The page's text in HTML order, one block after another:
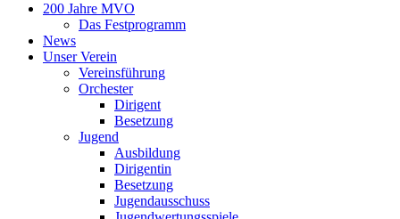
200 Jahre MVO
Das Festprogramm
News
Unser Verein
Vereinsführung
Orchester
Dirigent
Besetzung
Jugend
Ausbildung
Dirigentin
Besetzung
Jugendausschuss